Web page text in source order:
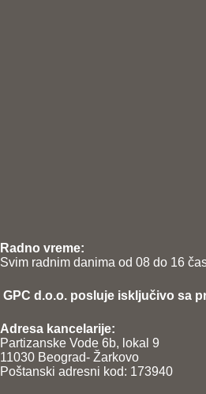
Radno vreme:
Svim radnim danima od 08 do 16
GPC d.o.o. posluje isključivo sa
Adresa kancelarije:
Partizanske Vode 6b, lokal 9
11030 Beograd- Žarkovo
Poštanski adresni kod: 173940